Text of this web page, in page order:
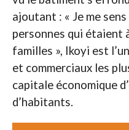
ajoutant : « Je me
personnes qui étaient
familles », Ikoyi est
et commerciaux les
capitale économique
d’habitants.